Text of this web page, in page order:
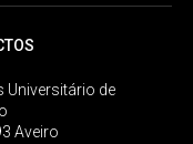
Universitário de
Aveiro